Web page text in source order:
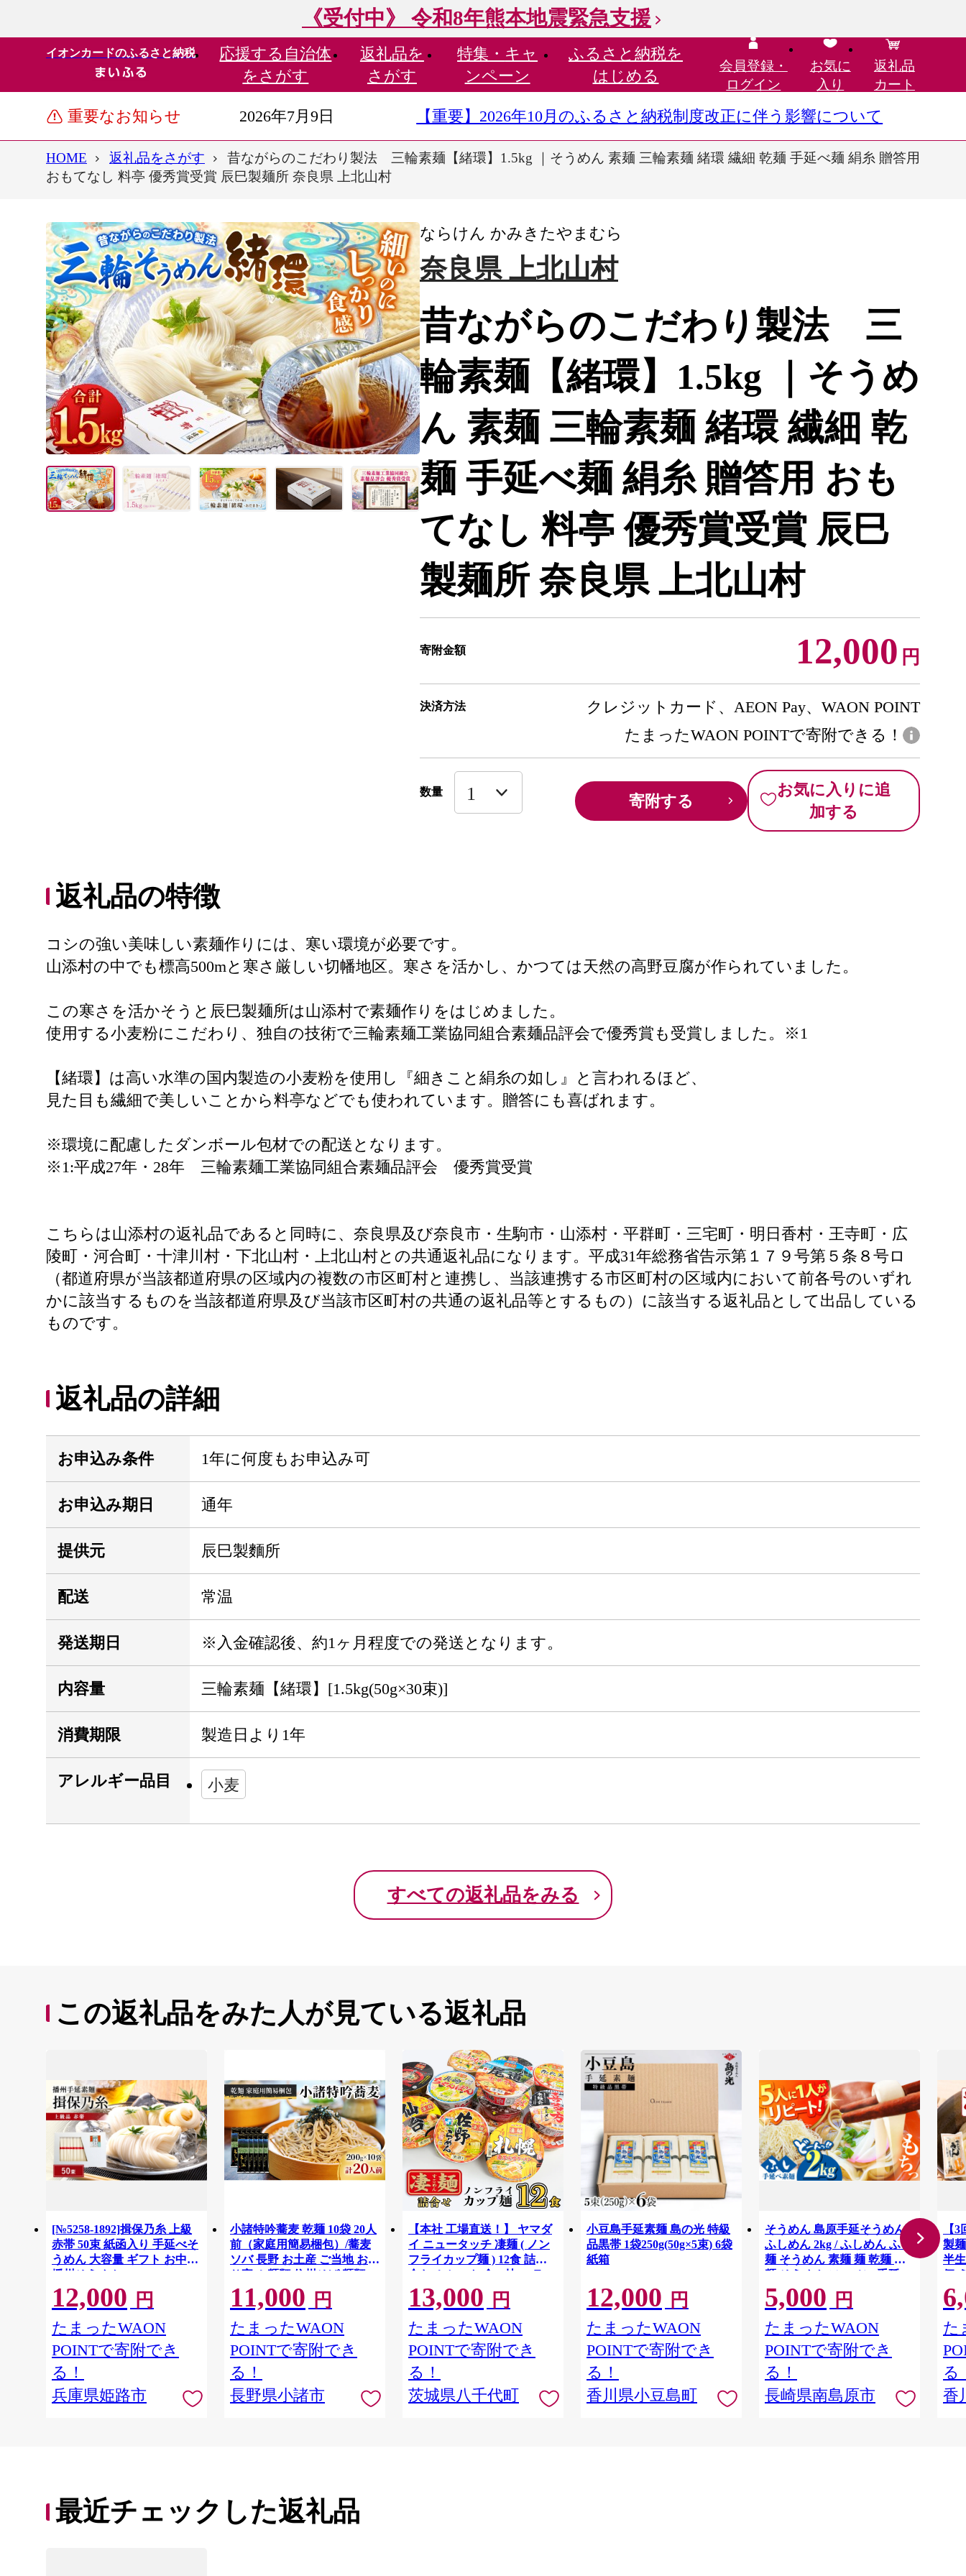
《受付中》 令和8年熊本地震緊急支援
イオンカードのふるさと納税 応援する 自治体
をさがす
返礼品を
さがす
特集・ キャ
ンペーン
ふるさと納税を
はじめる
会員登録・
ログイン
お気に
入り
返礼品
カート
重要なお知らせ 2026年7月9日 【重要】2026年10月のふるさと納税制度改正に伴う影響について
HOME 返礼品をさがす
昔ながらのこだわり製法 三輪素麺【緒環】1.5kg ｜そうめん 素麺 三輪素麺 緒環 繊細 乾麺 手延べ麺 絹糸 贈答用
おもてなし 料亭 優秀賞受賞 辰巳製麺所 奈良県 上北山村
ならけん かみきたやまむら
奈良県 上北山村
昔ながらのこだわり製法 三
輪素麺【緒環】1.5kg ｜そうめ
ん 素麺 三輪素麺 緒環 繊細 乾
麺 手延べ麺 絹糸 贈答用 おも
てなし 料亭 優秀賞受賞 辰巳
製麺所 奈良県 上北山村
寄附金額 12,000 円
決済方法
クレジットカード、AEON Pay、WAON POINT
たまったWAON POINTで寄附できる！
数量 寄附する
お気に入りに追
加する
返礼品の特徴
コシの強い美味しい素麺作りには、寒い環境が必要です。
山添村の中でも標高500mと寒さ厳しい切幡地区。寒さを活かし、かつては天然の高野豆腐が作られていました。
この寒さを活かそうと辰巳製麺所は山添村で素麺作りをはじめました。
使用する小麦粉にこだわり、独自の技術で三輪素麺工業協同組合素麺品評会で優秀賞も受賞しました。※1
【緒環】は高い水準の国内製造の小麦粉を使用し『細きこと絹糸の如し』と言われるほど、
見た目も繊細で美しいことから料亭などでも使われています。贈答にも喜ばれます。
※環境に配慮したダンボール包材での配送となります。
※1:平成27年・28年 三輪素麺工業協同組合素麺品評会 優秀賞受賞
こちらは山添村の返礼品であると同時に、奈良県及び奈良市・生駒市・山添村・平群町・三宅町・明日香村・王寺町・広
陵町・河合町・十津川村・下北山村・上北山村との共通返礼品になります。平成31年総務省告示第１７９号第５条８号ロ
（都道府県が当該都道府県の区域内の複数の市区町村と連携し、当該連携する市区町村の区域内において前各号のいずれ
かに該当するものを当該都道府県及び当該市区町村の共通の返礼品等とするもの）に該当する返礼品として出品している
ものです。
返礼品の詳細
お申込み条件 1年に何度もお申込み可
お申込み期日 通年
提供元 辰巳製麵所
配送 常温
発送期日 ※入金確認後、約1ヶ月程度での発送となります。
内容量 三輪素麺【緒環】[1.5kg(50g×30束)]
消費期限 製造日より1年
アレルギー品目 小麦
すべての返礼品をみる
この返礼品をみた人が見ている返礼品
[№5258-1892]揖保乃糸 上級
赤帯 50束 紙函入り 手延べそ
うめん 大容量 ギフト お中元
播州そうめん
12,000 円
たまったWAON
POINTで寄附でき
る！
兵庫県姫路市
小諸特吟蕎麦 乾麺 10袋 20人
前（家庭用簡易梱包）/蕎麦
ソバ 長野 お土産 ご当地 お取
り寄せ 麺類 信州そば 麺類
11,000 円
たまったWAON
POINTで寄附でき
る！
長野県小諸市
【本社 工場直送！】 ヤマダ
イ ニュータッチ 凄麺 ( ノン
フライカップ麺 ) 12食 詰め
合わせ セット 食べ比べ ラー
メン カップ麺 カップラーメ
ン インスタント 即席麺 非常
食 保存食 常温 保存 防災 備
蓄 [AH014ya]
13,000 円
たまったWAON
POINTで寄附でき
る！
茨城県八千代町
小豆島手延素麺 島の光 特級
品黒帯 1袋250g(50g×5束) 6袋
紙箱
12,000 円
たまったWAON
POINTで寄附でき
る！
香川県小豆島町
そうめん 島原手延そうめん
ふしめん 2kg / ふしめん ふし
麺 そうめん 素麺 麺 乾麺 素
麺 そうめん ソーメン 手延べ
麺 島原そうめん 手延べそう
めん 5000円 5000 / 南島原市 /
ふるせ [SAQ015]
5,000 円
たまったWAON
POINTで寄附でき
る！
長崎県南島原市
【
製
半
便
人
ル
川
三
た
る
香
最近チェックした返礼品